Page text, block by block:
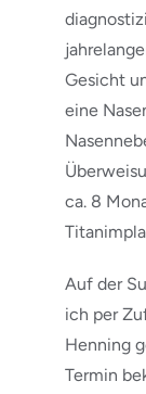
Gesicht
eine
ca. 8
Auf der
ich per
Henning
Termin